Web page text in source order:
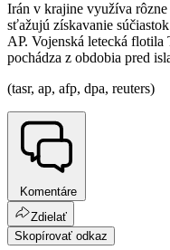
Irán v krajine využíva
sťažujú získavanie
AP. Vojenská letecká
pochádza z obdobia pred
(tasr, ap, afp, dpa, reuters)
Komentáre
Zdielať
Skopírovať odkaz